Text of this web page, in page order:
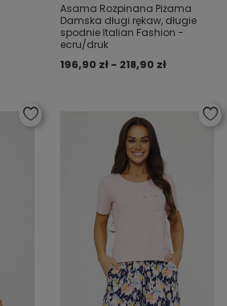
Asama Rozpinana Piżama
Damska długi rękaw, długie
spodnie Italian Fashion -
ecru/druk
196,90 zł - 218,90 zł